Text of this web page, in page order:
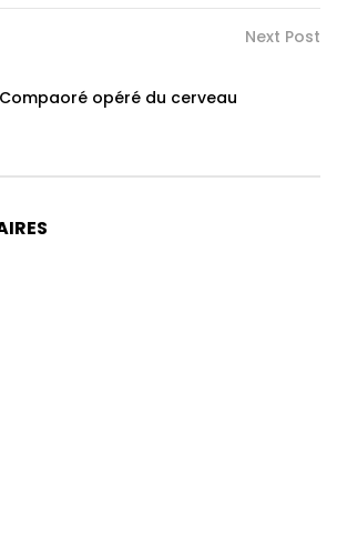
Next Post
Compaoré opéré du cerveau